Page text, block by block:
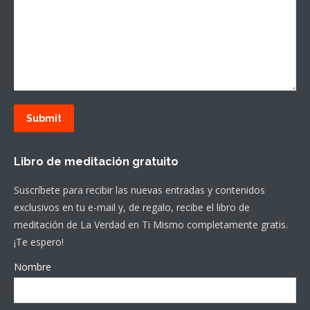
Submit
Libro de meditación gratuito
Suscríbete para recibir las nuevas entradas y contenidos
exclusivos en tu e-mail y, de regalo, recibe el libro de
meditación de La Verdad en Ti Mismo completamente gratis.
¡Te espero!
Nombre